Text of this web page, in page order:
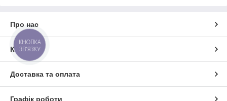
Про нас
Контакти
Доставка та оплата
Графік роботи
КНОПКА
ЗВ'ЯЗКУ